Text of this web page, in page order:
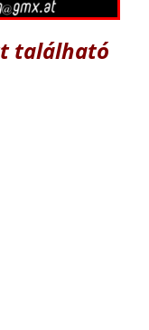
található